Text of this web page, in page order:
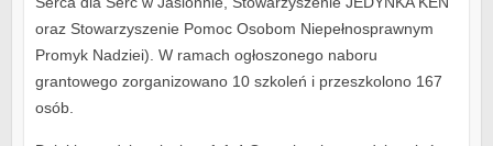
oraz Stowarzyszenie Pomoc Osobom Niepełnosprawnym
Promyk Nadziei). W ramach ogłoszonego naboru
grantowego zorganizowano 10 szkoleń i przeszkolono 167
osób.